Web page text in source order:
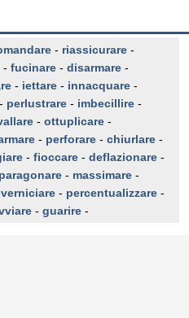
- riassicurare -
- fucinare - disarmare -
- iettare - innacquare -
- perlustrare - imbecillire -
- ottuplicare -
- perforare - chiurlare -
- fioccare - deflazionare -
paragonare - massimare -
- percentualizzare -
- guarire -